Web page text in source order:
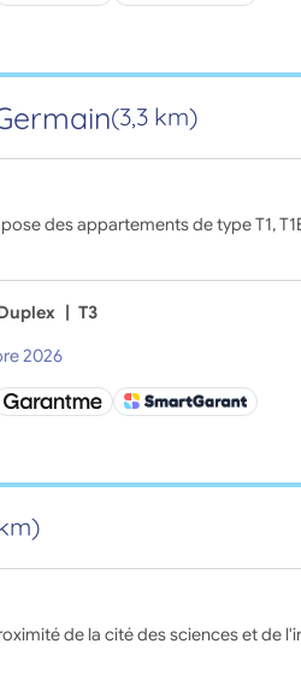
(3,3 km)
des appartements de type T1,
| T3
2026
de la cité des sciences et de